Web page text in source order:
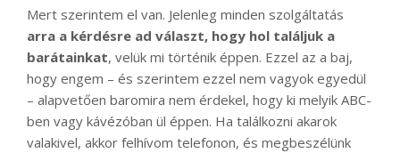
Mert szerintem el van. Jelenleg minden szolgáltatás
arra a kérdésre ad választ, hogy hol találjuk a
barátainkat, velük mi történik éppen. Ezzel az a baj,
hogy engem – és szerintem ezzel nem vagyok egyedül
– alapvetően baromira nem érdekel, hogy ki melyik ABC-
ben vagy kávézóban ül éppen. Ha találkozni akarok
valakivel, akkor felhívom telefonon, és megbeszélünk